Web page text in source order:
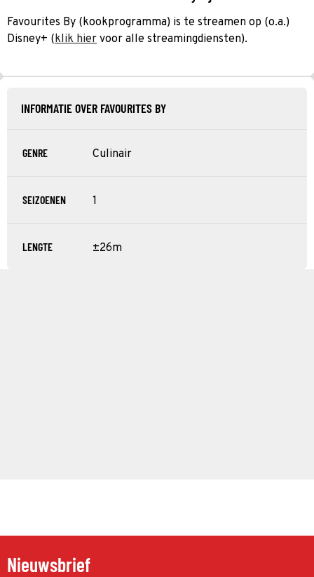
Favourites By (kookprogramma) is te streamen op (o.a.)
Disney+ (klik hier voor alle streamingdiensten).
INFORMATIE OVER FAVOURITES BY
GENRE Culinair
SEIZOENEN 1
LENGTE ±26m
Nieuwsbrief